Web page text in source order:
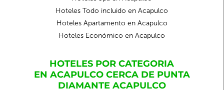
Hoteles Todo incluido en Acapulco
Hoteles Apartamento en Acapulco
Hoteles Económico en Acapulco
HOTELES POR CATEGORIA
EN ACAPULCO CERCA DE PUNTA
DIAMANTE ACAPULCO